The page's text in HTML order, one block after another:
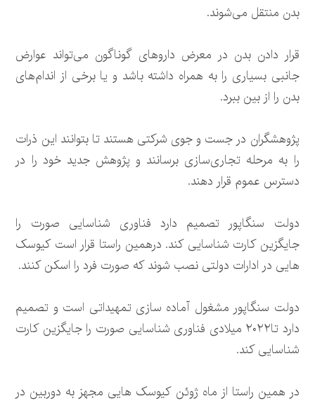
بدن منتقل می‌شوند.
قرار دادن بدن در معرض داروهای گوناگون می‌تواند عوارض
جانبی بسیاری را به همراه داشته باشد و یا برخی از اندام‌های
بدن را از بین ببرد.
پژوهشگران در جست و جوی شرکتی هستند تا بتوانند این ذرات
را به مرحله تجاری‌سازی برسانند و پژوهش جدید خود را در
دسترس عموم قرار دهند.
دولت سنگاپور تصمیم دارد فناوری شناسایی صورت را
جایگزین کارت شناسایی کند. درهمین راستا قرار است کیوسک
هایی در ادارات دولتی نصب شوند که صورت فرد را اسکن کنند.
دولت سنگاپور مشغول آماده سازی تمهیداتی است و تصمیم
دارد تا۲۰۲۲ میلادی فناوری شناسایی صورت را جایگزین کارت
شناسایی کند.
در همین راستا از ماه ژوئن کیوسک هایی مجهز به دوربین در